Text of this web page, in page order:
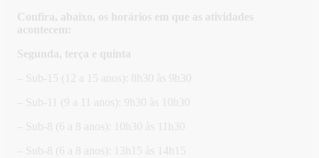
Confira, abaixo, os horários em que as atividades
acontecem:
Segunda, terça e quinta
– Sub-15 (12 a 15 anos): 8h30 às 9h30
– Sub-11 (9 a 11 anos): 9h30 às 10h30
– Sub-8 (6 a 8 anos): 10h30 às 11h30
– Sub-8 (6 a 8 anos): 13h15 às 14h15